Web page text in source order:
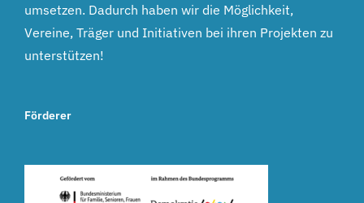
umsetzen. Dadurch haben wir die Möglichkeit,
Vereine, Träger und Initiativen bei ihren Projekten zu
unterstützen!
Förderer